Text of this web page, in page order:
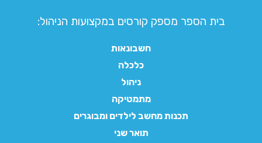
בית הספר מספק קורסים במקצועות הניהול:
חשבונאות
כלכלה
ניהול
מתמטיקה
תכנות מחשב לילדים ומבוגרים
תואר שני